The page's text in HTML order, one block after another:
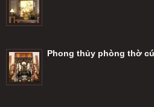
Phong thủy phòng thờ